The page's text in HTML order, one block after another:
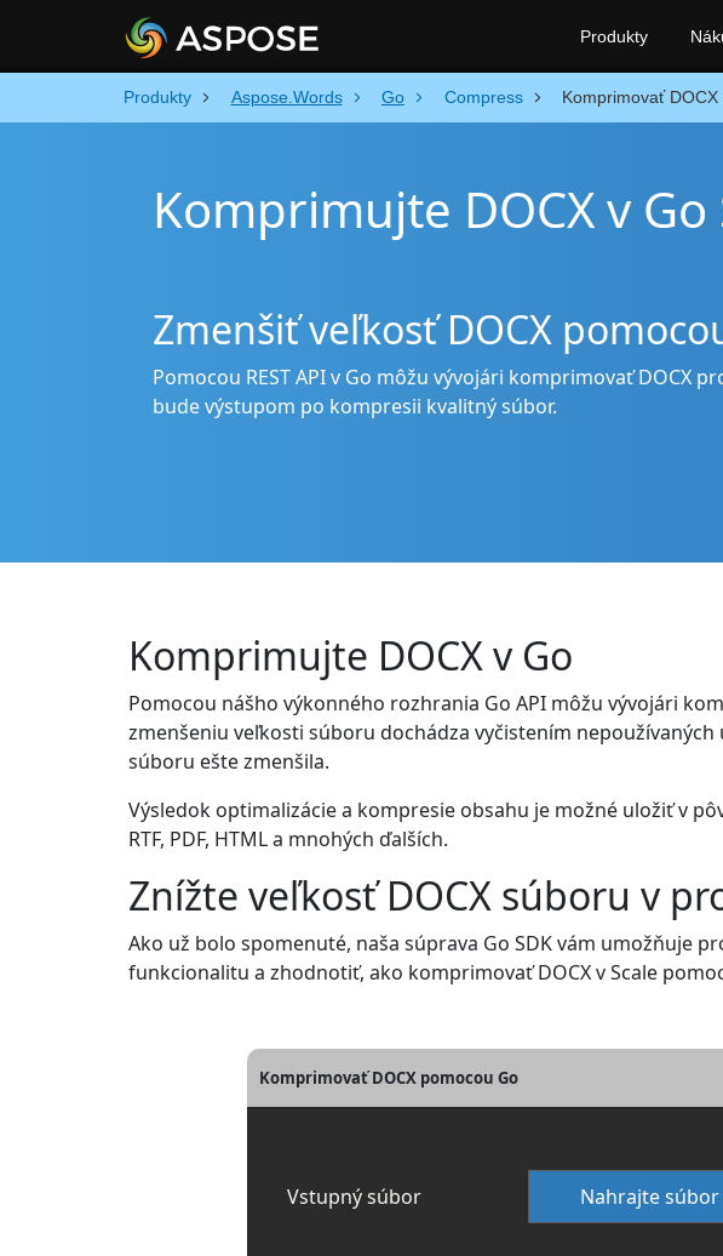
Produkty Aspose.Words Go Compress Komprimovať DOCX
Komprimujte DOCX v Go
Zmenšiť veľkosť DOCX
Pomocou REST API v Go môžu vývojári komprimovať DOCX
bude výstupom po kompresii kvalitný súbor.
Komprimujte DOCX v Go
Pomocou nášho výkonného rozhrania Go API môžu vývojári
zmenšeniu veľkosti súboru dochádza vyčistením
súboru ešte zmenšila.
Výsledok optimalizácie a kompresie obsahu je možné uložiť v
RTF, PDF, HTML a mnohých ďalších.
Znížte veľkosť DOCX súboru v
Ako už bolo spomenuté, naša súprava Go SDK vám umožňuje
funkcionalitu a zhodnotiť, ako komprimovať DOCX v Scale
Komprimovať DOCX pomocou Go
Vstupný súbor Nahrajte súbor
Produkty